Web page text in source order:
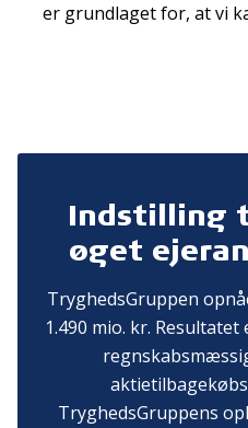
er grundlaget for, at vi
Indstilling
øget
TryghedsGruppen
1.490 mio. kr.
TryghedsGruppens